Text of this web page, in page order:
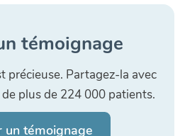
témoignage
précieuse. Partagez-la avec
plus de 224 000 patients.
un témoignage